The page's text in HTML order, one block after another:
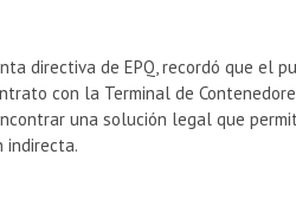
directiva de EPQ, recordó que el
con la Terminal de
una solución legal que
indirecta.